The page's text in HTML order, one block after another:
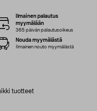
tuotteet
Ilmainen palautus
myymälään
365 päivän palautusoikeus
Nouda myymälästä
Ilmainen nouto myymälästä